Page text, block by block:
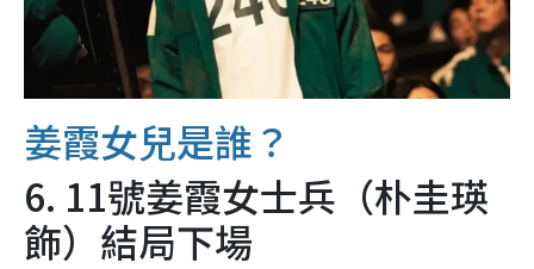
姜霞女兒是誰？
6. 11號姜霞女士兵（朴圭瑛
飾）結局下場